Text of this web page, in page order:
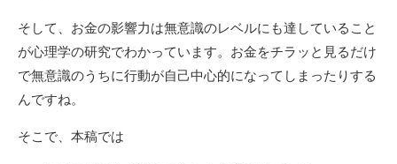
そして、お金の影響力は無意識のレベルにも達していること
が心理学の研究でわかっています。お金をチラッと見るだけ
で無意識のうちに行動が自己中心的になってしまったりする
んですね。
そこで、本稿では